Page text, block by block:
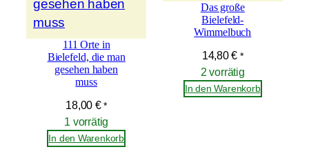
111 Orte in
Bielefeld, die man
gesehen haben
muss
18,00 € *
1 vorrätig
In den Warenkorb
Das große
Bielefeld-
Wimmelbuch
14,80€ *
2 vorrätig
In den Warenkorb